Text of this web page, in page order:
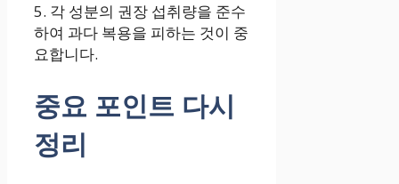
5. 각 성분의 권장 섭취량을 준수
하여 과다 복용을 피하는 것이 중
요합니다.
중요 포인트 다시
정리